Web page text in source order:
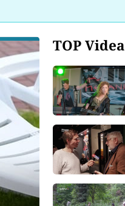
TOP Videa